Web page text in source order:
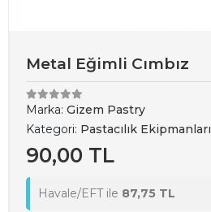
Metal Eğimli Cımbız
Marka: Gizem Pastry
Kategori: Pastacılık Ekipmanları
90,00 TL
Havale/EFT ile 87,75 TL